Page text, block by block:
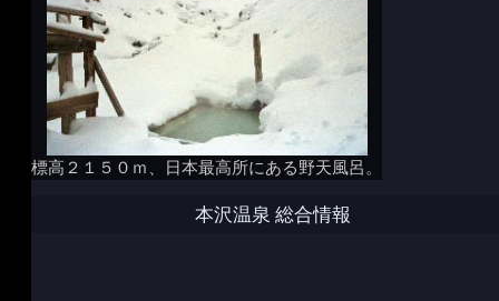
標高２１５０ｍ、日本最高所にある野天風呂。
本沢温泉 総合情報